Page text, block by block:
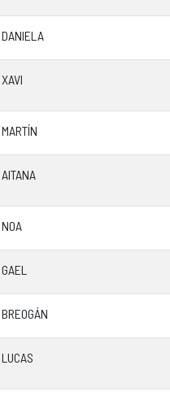
DANIELA
XAVI
MARTÍN
AITANA
NOA
GAEL
BREOGÁN
LUCAS